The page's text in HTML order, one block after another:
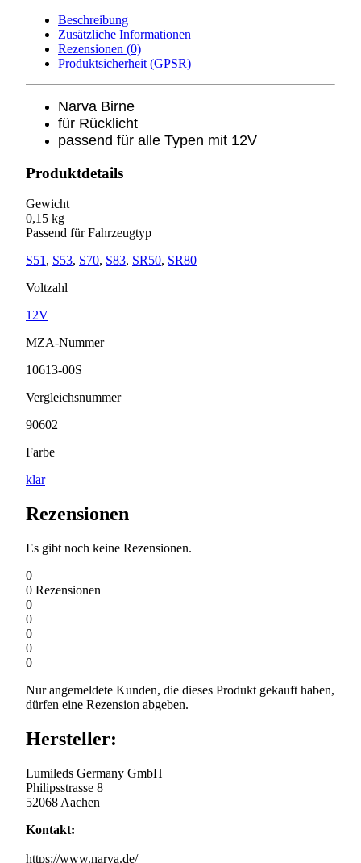
Beschreibung
Zusätzliche Informationen
Rezensionen (0)
Produktsicherheit (GPSR)
Narva Birne
für Rücklicht
passend für alle Typen mit 12V
Produktdetails
Gewicht
0,15 kg
Passend für Fahrzeugtyp
S51 , S53, S70, S83, SR50, SR80
Voltzahl
12V
MZA-Nummer
10613-00S
Vergleichsnummer
90602
Farbe
klar
Rezensionen
Es gibt noch keine Rezensionen.
0
0 Rezensionen
0
0
0
0
0
Nur angemeldete Kunden, die dieses Produkt gekauft haben,
dürfen eine Rezension abgeben.
Hersteller:
Lumileds Germany GmbH
Philipsstrasse 8
52068 Aachen
Kontakt:
https://www.narva.de/